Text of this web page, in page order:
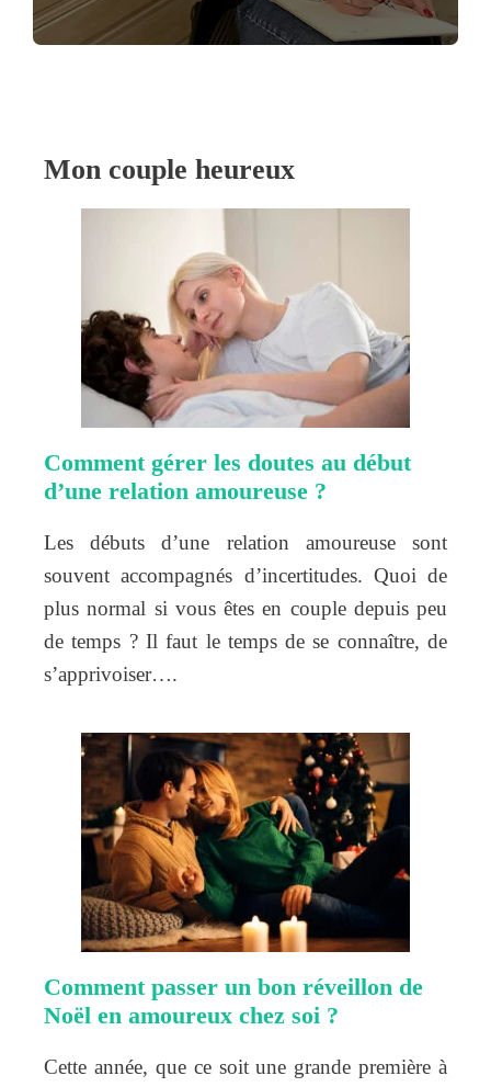
Mon couple heureux
Comment gérer les doutes au début
d’une relation amoureuse ?
Les débuts d’une relation amoureuse sont
souvent accompagnés d’incertitudes. Quoi de
plus normal si vous êtes en couple depuis peu
de temps ? Il faut le temps de se connaître, de
s’apprivoiser….
Comment passer un bon réveillon de
Noël en amoureux chez soi ?
Cette année, que ce soit une grande première à